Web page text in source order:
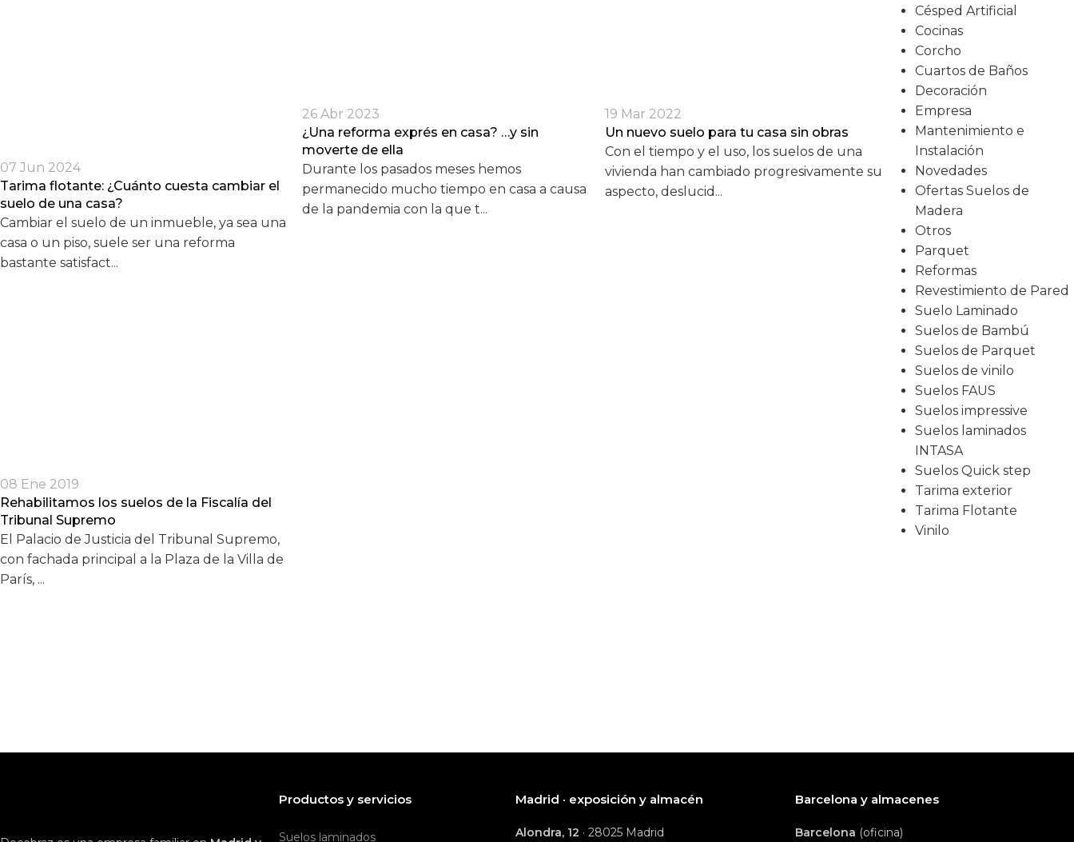
07 Jun 2024
Tarima flotante: ¿Cuánto cuesta cambiar el
suelo de una casa?
Cambiar el suelo de un inmueble, ya sea una
casa o un piso, suele ser una reforma
bastante satisfact...
26 Abr 2023
¿Una reforma exprés en casa? …y sin
moverte de ella
Durante los pasados meses hemos
permanecido mucho tiempo en casa a causa
de la pandemia con la que t...
19 Mar 2022
Un nuevo suelo para tu casa sin obras
Con el tiempo y el uso, los suelos de una
vivienda han cambiado progresivamente su
aspecto, deslucid...
08 Ene 2019
Rehabilitamos los suelos de la Fiscalía del
Tribunal Supremo
El Palacio de Justicia del Tribunal Supremo,
con fachada principal a la Plaza de la Villa de
París, ...
Césped Artificial
Cocinas
Corcho
Cuartos de Baños
Decoración
Empresa
Mantenimiento e
Instalación
Novedades
Ofertas Suelos de
Madera
Otros
Parquet
Reformas
Revestimiento de Pared
Suelo Laminado
Suelos de Bambú
Suelos de Parquet
Suelos de vinilo
Suelos FAUS
Suelos impressive
Suelos laminados
INTASA
Suelos Quick step
Tarima exterior
Tarima Flotante
Vinilo
Productos y servicios
Suelos laminados
Madrid · exposición y almacén
Alondra, 12 · 28025 Madrid
Barcelona y almacenes
Barcelona (oficina)